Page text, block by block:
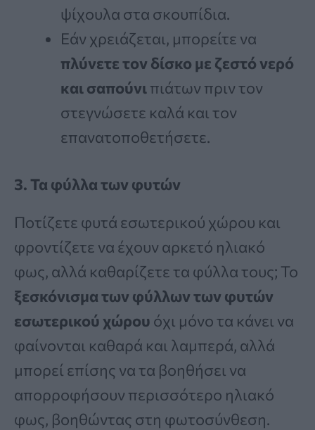
ψίχουλα στα σκουπίδια.
Εάν χρειάζεται, μπορείτε να
πλύνετε τον δίσκο με ζεστό νερό
και σαπούνιπιάτων πριν τον
στεγνώσετε καλά και τον
επανατοποθετήσετε.
3. Τα φύλλα των φυτών
Ποτίζετε φυτά εσωτερικού χώρου και
φροντίζετε να έχουν αρκετό ηλιακό
φως, αλλά καθαρίζετε τα φύλλα τους; Το
ξεσκόνισμα των φύλλων των φυτών
εσωτερικού χώρου όχι μόνο τα κάνει να
φαίνονται καθαρά και λαμπερά, αλλά
μπορεί επίσης να τα βοηθήσει να
απορροφήσουν περισσότερο ηλιακό
φως, βοηθώντας στη φωτοσύνθεση.